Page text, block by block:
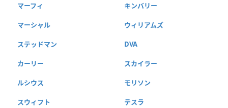
マーフィ キンバリー
マーシャル ウィリアムズ
ステッドマン DVA
カーリー スカイラー
ルシウス モリソン
スウィフト テスラ